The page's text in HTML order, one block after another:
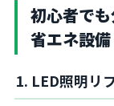
初心者で
省エネ設備
1. LED照明リ